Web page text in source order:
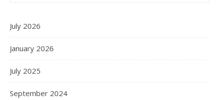
July 2026
January 2026
July 2025
September 2024